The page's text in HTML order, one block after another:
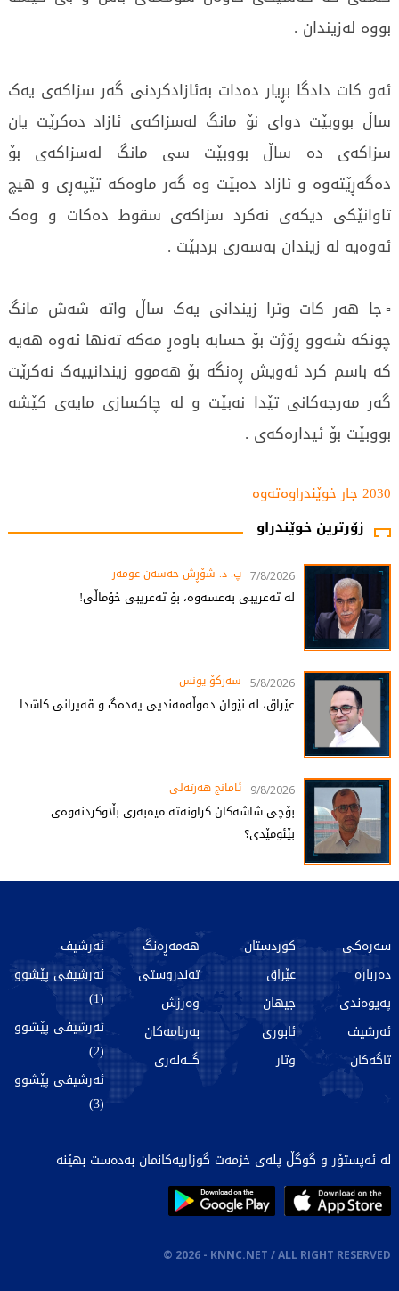
بووە لەزیندان .
ئەو کات دادگا بڕیار دەدات بەئازادکردنی گەر سزاکەی یەک
ساڵ بووبێت دوای نۆ مانگ لەسزاکەی ئازاد دەکرێت یان
سزاکەی دە ساڵ بووبێت سی مانگ لەسزاکەی بۆ
دەگەڕێتەوە و ئازاد دەبێت وە گەر ماوەکە تێپەڕی و هیچ
تاوانێکی دیکەی نەکرد سزاکەی سقوط دەکات و وەک
ئەوەیە لە زیندان بەسەری بردبێت .
▫️جا هەر کات وترا زیندانی یەک ساڵ واتە شەش مانگ
چونکە شەوو ڕۆژت بۆ حسابە باوەڕ مەکە تەنها ئەوە هەیە
کە باسم کرد ئەویش ڕەنگە بۆ هەموو زیندانییەک نەکرێت
گەر مەرجەکانی تێدا نەبێت و لە چاکسازی مایەی کێشە
بووبێت بۆ ئیدارەکەی .
2030 جار خوێندراوەتەوە
زۆرترین خوێندراو
7/8/2026 پ. د. شۆڕش حەسەن عومەر
لە تەعریبی بەعسەوە، بۆ تەعریبی خۆماڵی!
5/8/2026 سەرکۆ یونس
عێراق، لە نێوان دەوڵەمەندیی یەدەگ و قەیرانی کاشدا
9/8/2026 ئامانج هەرتەلى
بۆچی شاشەکان کراونەتە میمبەری بڵاوکردنەوەی
بێئومێدی؟
سەرەکی
دەربارە
پەیوەندی
ئەرشیف
تاگەکان
کوردستان
عێراق
جیهان
ئابوری
وتار
هەمەڕەنگ
تەندروستی
وەرزش
بەرنامەکان
گـــەلەری
ئەرشیف
ئەرشیفی پێشوو
(1)
ئەرشیفی پێشوو
(2)
ئەرشیفی پێشوو
(3)
لە ئەپستۆر و گوگڵ پلەی خزمەت گوزاریەکانمان بەدەست بهێنە
© 2026 - KNNC.NET / ALL RIGHT RESERVED